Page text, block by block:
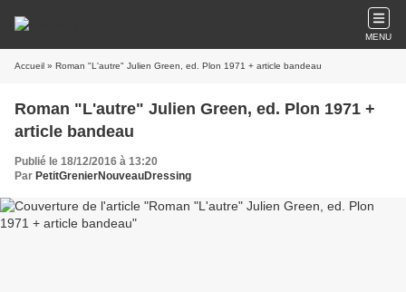
MENU
Accueil » Roman "L'autre" Julien Green, ed. Plon 1971 + article bandeau
Roman "L'autre" Julien Green, ed. Plon 1971 +
article bandeau
Publié le 18/12/2016 à 13:20
Par PetitGrenierNouveauDressing